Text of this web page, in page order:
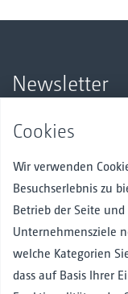
Newsletter
Laufenden.
Hier anmelden
Folgen Sie uns
Cookies
Wir verwenden
Besuchserlebnis zu
Betrieb der Seite
Unternehmensziele
welche Kategorien
dass auf Basis Ihrer